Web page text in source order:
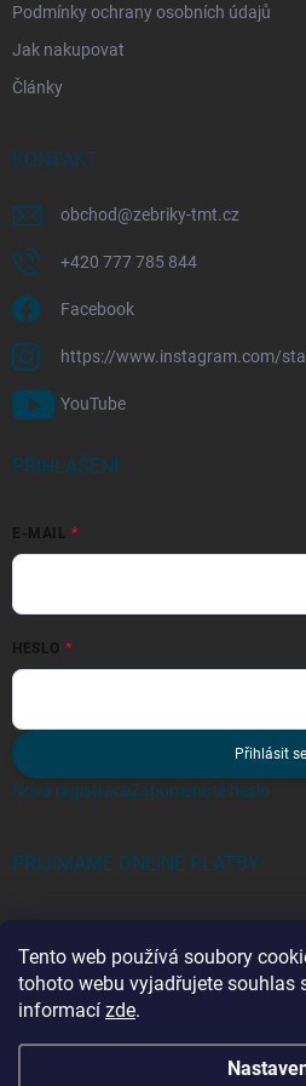
Tento web používá soubory
tohoto webu vyjadřujete souhlas
informací zde.
Podmínky ochrany osobních údajů
Jak nakupovat
Články
KONTAKT
obchod@zebriky-tmt.cz
+420 777 785 844
Facebook
https://www.instagram.com/
YouTube
PŘIHLÁŠENÍ
E-MAIL
HESLO
Přihlásit se
Nová registraceZapomenuté heslo
PŘIJÍMÁME ONLINE PLATBY
Kategorie